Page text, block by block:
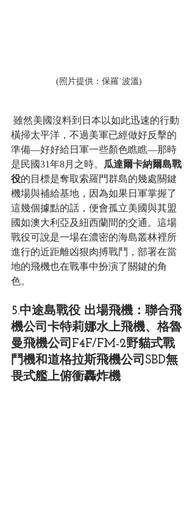
(照片提供：保羅˙波溫)
橫掃太平洋，不過美軍已經做好反擊的
準備—好好給日軍一些顏色瞧瞧—那時
是民國31年8月之時。 瓜達爾卡納爾島戰
役的目標是奪取索羅門群島的幾處關鍵
機場與補給基地，因為如果日軍掌握了
這幾個據點的話，便會孤立美國與其盟
國如澳大利亞及紐西蘭間的交通。這場
戰役可說是一場在濃密的海島叢林裡所
進行的近距離凶狠肉搏戰鬥，部署在當
地的飛機也在戰事中扮演了關鍵的角
色。
5.中途島戰役 出場飛機：聯合飛
機公司卡特莉娜水上飛機、格魯
曼飛機公司F4F/FM-2野貓式戰
鬥機和道格拉斯飛機公司SBD無
畏式艦上俯衝轟炸機